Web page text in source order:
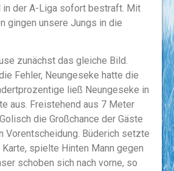
in der A-Liga sofort bestraft. Mit
gingen unsere Jungs in die
zunächst das gleiche Bild.
Fehler, Neungeseke hatte die
ließ Neungeseke in
aus. Freistehend aus 7 Meter
die Großchance der Gäste
Vorentscheidung. Büderich setzte
spielte Hinten Mann gegen
schoben sich nach vorne, so